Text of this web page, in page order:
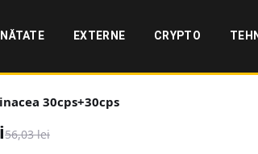
EXTERNE CRYPTO
30cps+30cps
56,03 lei